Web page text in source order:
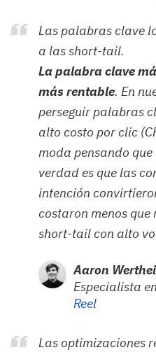
Las palabras clave
a lasshort-tail.
La palabra clave
más rentable. En
perseguir palabras
alto costo por clic
moda pensando
verdad es que las
intención
costaron menos
short-tail con alto
Aaron
Especialista
Reel
Las optimizaciones